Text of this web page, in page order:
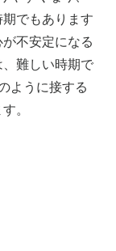
でもあります
不安定になる
難しい時期で
ように接する
。